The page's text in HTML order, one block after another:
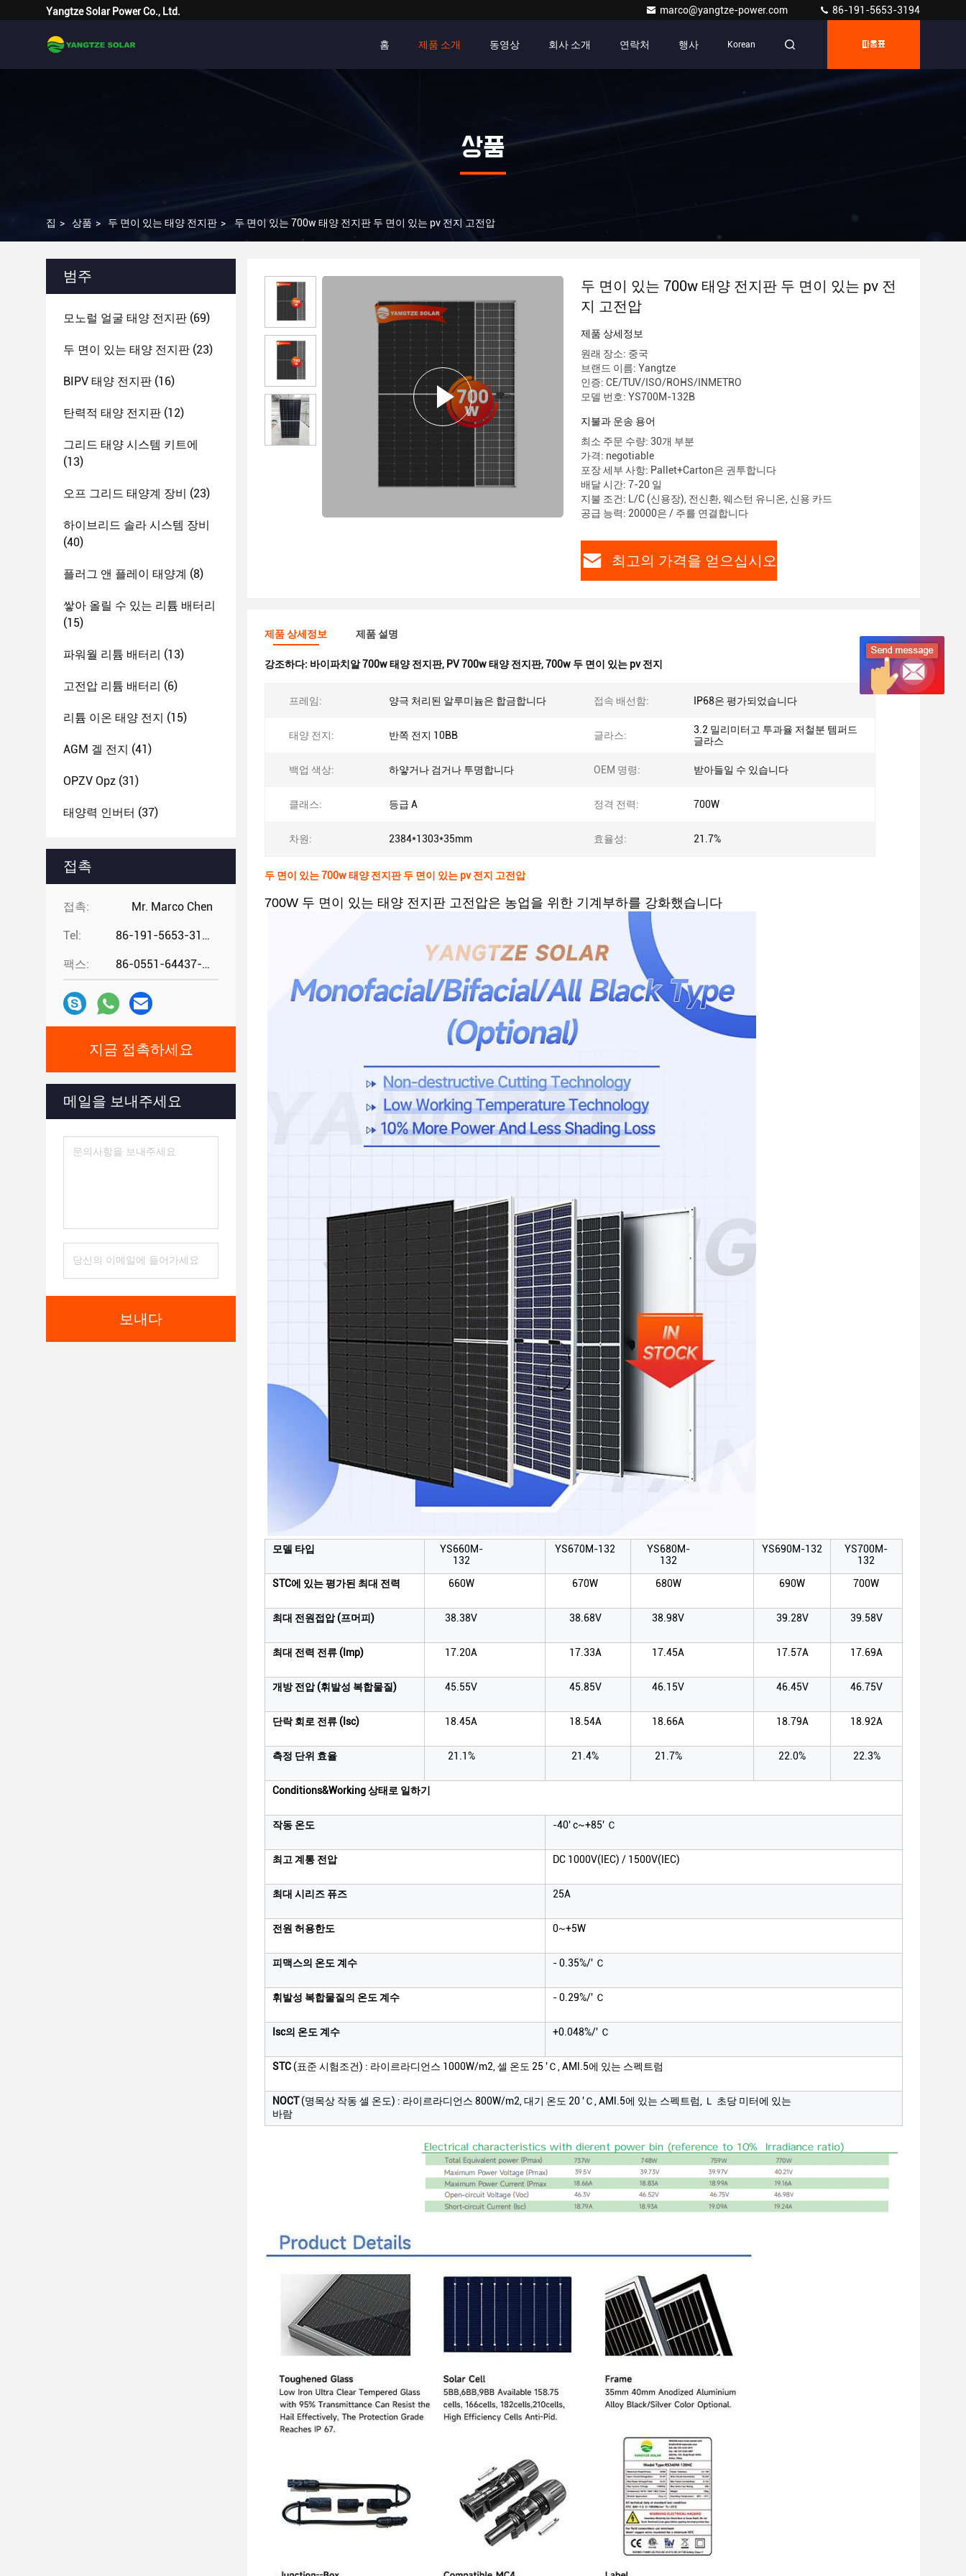
Yangtze Solar Power Co., Ltd. marco@yangtze-power.com 86-191-5653-3194
홈 제품 소개 동영상 회사 소개 연락처 행사 Korean 따옴표
상품
집 > 상품 > 두 면이 있는 태양 전지판 > 두 면이 있는 700w 태양 전지판 두 면이 있는 pv 전지 고전압
범주
모노럴 얼굴 태양 전지판 (69)
두 면이 있는 태양 전지판 (23)
BIPV 태양 전지판 (16)
탄력적 태양 전지판 (12)
그리드 태양 시스템 키트에
(13)
오프 그리드 태양계 장비 (23)
하이브리드 솔라 시스템 장비
(40)
플러그 앤 플레이 태양계 (8)
쌓아 올릴 수 있는 리튬 배터리
(15)
파워월 리튬 배터리 (13)
고전압 리튬 배터리 (6)
리튬 이온 태양 전지 (15)
AGM 겔 전지 (41)
OPZV Opz (31)
태양력 인버터 (37)
접촉
접촉: Mr. Marco Chen
Tel: 86-191-5653-3194
팩스: 86-0551-64437-729
지금 접촉하세요
메일을 보내주세요
보내다
두 면이 있는 700w 태양 전지판 두 면이 있는 pv 전
지 고전압
제품 상세정보
원래 장소: 중국
브랜드 이름: Yangtze
인증: CE/TUV/ISO/ROHS/INMETRO
모델 번호: YS700M-132B
지불과 운송 용어
최소 주문 수량: 30개 부분
가격: negotiable
포장 세부 사항: Pallet+Carton은 권투합니다
배달 시간: 7-20 일
지불 조건: L/C (신용장), 전신환, 웨스턴 유니온, 신용 카드
공급 능력: 20000은 / 주를 연결합니다
최고의 가격을 얻으십시오
제품 상세정보 제품 설명
강조하다: 바이파치알 700w 태양 전지판, PV 700w 태양 전지판,700w 두 면이 있는 pv 전지
프레임: 양극 처리된 알루미늄은 합금합니다 접속 배선함: IP68은 평가되었습니다
태양 전지: 반쪽 전지 10BB 글라스:
3.2 밀리미터고 투과율 저철분 템퍼드
글라스
백업 색상: 하얗거나 검거나 투명합니다 OEM 명령: 받아들일 수 있습니다
클래스: 등급 A 정격 전력: 700W
차원: 2384*1303*35mm 효율성: 21.7%
두 면이 있는 700w 태양 전지판 두 면이 있는 pv 전지 고전압
700W 두 면이 있는 태양 전지판 고전압은 농업을 위한 기계부하를 강화했습니다
모델 타입
YS660M-
132
YS670M-132
YS680M-
132
YS690M-132
YS700M-
132
STC에 있는 평가된 최대 전력
660W 670W 680W 690W 700W
최대 전원접압 (프머피) 38.38V 38.68V 38.98V 39.28V 39.58V
최대 전력 전류 (Imp) 17.20A 17.33A 17.45A 17.57A 17.69A
개방 전압 (휘발성 복합물질) 45.55V 45.85V 46.15V 46.45V 46.75V
단락 회로 전류 (Isc) 18.45A 18.54A 18.66A 18.79A 18.92A
측정 단위 효율 21.1% 21.4% 21.7% 22.0% 22.3%
Conditions&Working 상태로 일하기
작동 온도 -40' c~+85' Ｃ
최고 계통 전압 DC 1000V(IEC) / 1500V(IEC)
최대 시리즈 퓨즈 25A
전원 허용한도 0~+5W
피맥스의 온도 계수 - 0.35%/' Ｃ
휘발성 복합물질의 온도 계수 - 0.29%/' Ｃ
Isc의 온도 계수 +0.048%/' Ｃ
STC (표준 시험조건) : 라이르라디언스 1000W/m2, 셀 온도 25 'Ｃ, AMl.5에 있는 스펙트럼
NOCT(명목상 작동 셀 온도) : 라이르라디언스 800W/m2, 대기 온도 20 'Ｃ, AMl.5에 있는 스펙트럼, Ｌ 초당 미터에 있는
바람